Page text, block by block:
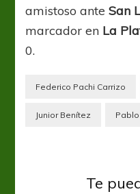
amistoso anteSan
marcador en La
0.
Federico Pachi Carrizo
Junior Benítez
Te
Listos para el